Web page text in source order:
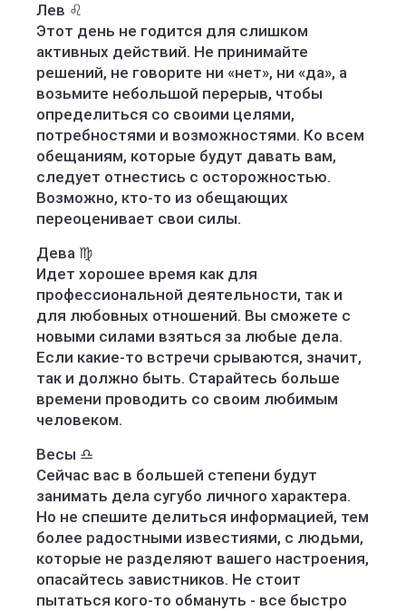
Лев ♌️
Этот день не годится для слишком
активных действий. Не принимайте
решений, не говорите ни «нет», ни «да», а
возьмите небольшой перерыв, чтобы
определиться со своими целями,
потребностями и возможностями. Ко всем
обещаниям, которые будут давать вам,
следует отнестись с осторожностью.
Возможно, кто-то из обещающих
переоценивает свои силы.
Дева ♍️
Идет хорошее время как для
профессиональной деятельности, так и
для любовных отношений. Вы сможете с
новыми силами взяться за любые дела.
Если какие-то встречи срываются, значит,
так и должно быть. Старайтесь больше
времени проводить со своим любимым
человеком.
Весы ♎️
Сейчас вас в большей степени будут
занимать дела сугубо личного характера.
Но не спешите делиться информацией, тем
более радостными известиями, с людьми,
которые не разделяют вашего настроения,
опасайтесь завистников. Не стоит
пытаться кого-то обмануть - все быстро